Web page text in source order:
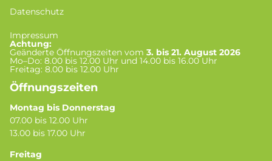
Datenschutz
Impressum
Achtung:
Geänderte Öffnungszeiten vom 3. bis 21. August 2026
Mo–Do: 8.00 bis 12.00 Uhr und 14.00 bis 16.00 Uhr
Freitag: 8.00 bis 12.00 Uhr
Öffnungszeiten
Montag bis Donnerstag
07.00 bis 12.00 Uhr
13.00 bis 17.00 Uhr
Freitag